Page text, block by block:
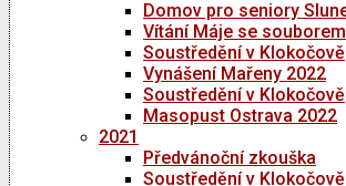
Domov pro seniory
Vítání Máje se
Soustředění v Klokočově
Vynášení Mařeny 2022
Soustředění v Klokočově
Masopust Ostrava 2022
2021
Předvánoční zkouška
Soustředění v